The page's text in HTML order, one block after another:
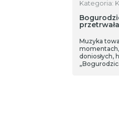
Kategoria:
Muzyka
doniosłych,